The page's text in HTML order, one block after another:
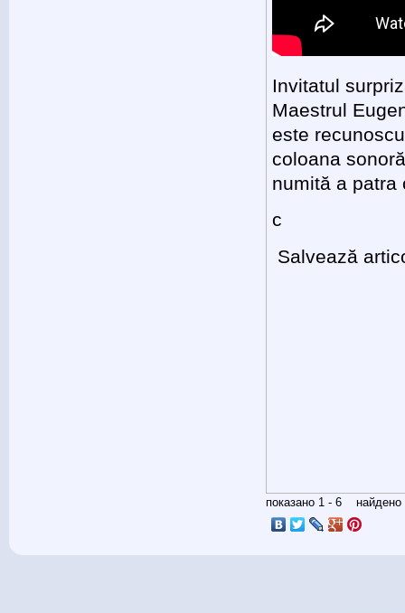
Invitatul
Maestrul
este
coloana
numită a patra
c
Salvează
показано 1 - 6 найдено